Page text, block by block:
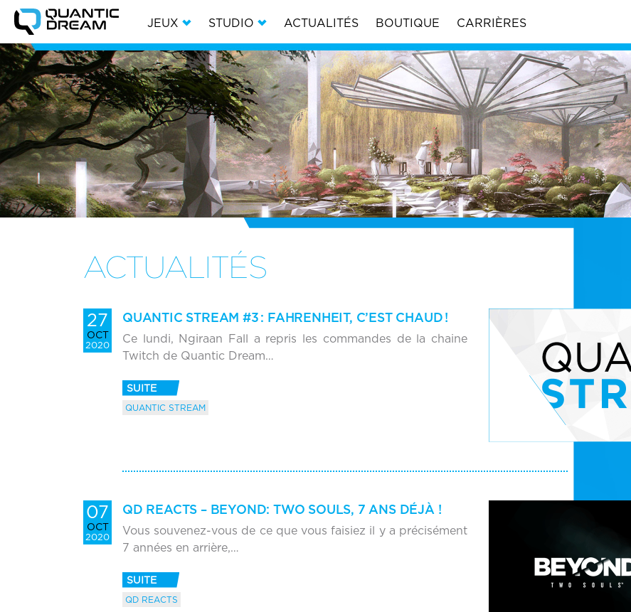
JEUX STUDIO ACTUALITÉS BOUTIQUE CARRIÈRES
ACTUALITÉS
27
OCT
2020
QUANTIC STREAM #3 : FAHRENHEIT, C’EST CHAUD !
Ce lundi, Ngiraan Fall a repris les commandes de la chaine
Twitch de Quantic Dream…
SUITE
QUANTIC STREAM
07
OCT
2020
QD REACTS – BEYOND: TWO SOULS, 7 ANS DÉJÀ !
Vous souvenez-vous de ce que vous faisiez il y a précisément
7 années en arrière,…
SUITE
QD REACTS